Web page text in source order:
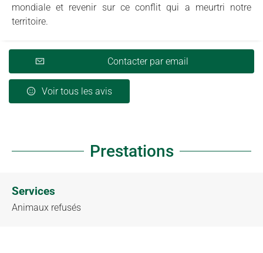
mondiale et revenir sur ce conflit qui a meurtri notre
territoire.
Contacter par email
Voir tous les avis
Prestations
Services
Animaux refusés